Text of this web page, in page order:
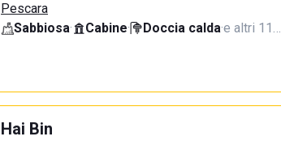
Pescara
Sabbiosa· Cabine· Doccia calda·e altri 11…
Hai Bin